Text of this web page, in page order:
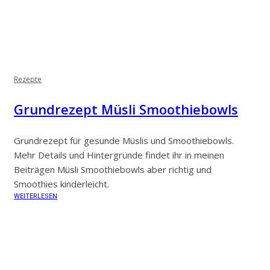
Rezepte
Grundrezept Müsli Smoothiebowls
Grundrezept für gesunde Müslis und Smoothiebowls.
Mehr Details und Hintergründe findet ihr in meinen
Beiträgen Müsli Smoothiebowls aber richtig und
Smoothies kinderleicht.
WEITERLESEN